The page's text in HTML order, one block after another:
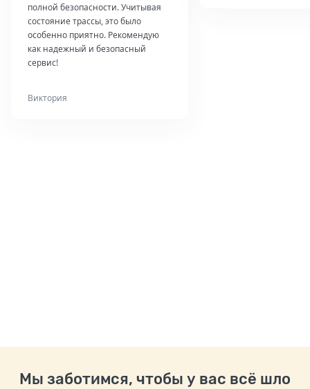
полной безопасности. Учитывая
состояние трассы, это было
особенно приятно. Рекомендую
как надежный и безопасный
сервис!
Виктория
Мы заботимся, чтобы у вас всё шло